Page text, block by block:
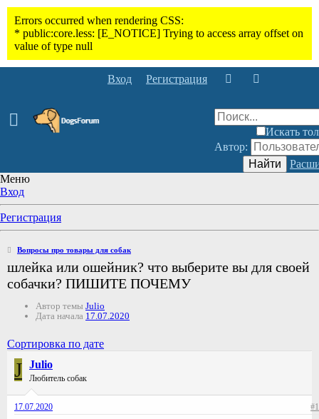
Вход Регистрация
Искать
Автор:
Найти
Меню
Вход
Регистрация
Вопросы про товары для собак
шлейка или ошейник? что выберите вы для своей
собачки? ПИШИТЕ ПОЧЕМУ
Автор темы Julio
Дата начала 17.07.2020
Сортировка по дате
J Julio
Любитель собак
17.07.2020 #1